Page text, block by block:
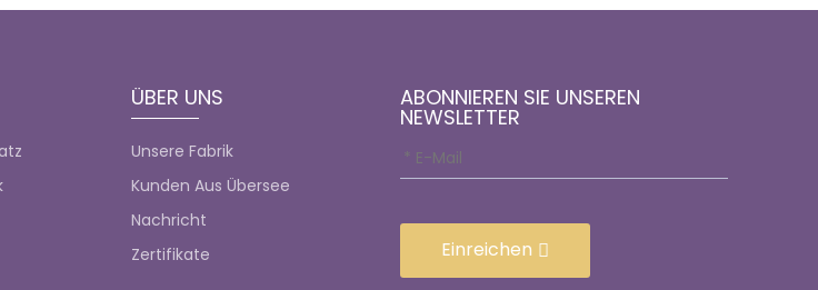
ÜBER UNS
Unsere Fabrik
Kunden Aus Übersee
Nachricht
Zertifikate
ABONNIEREN SIE UNSEREN
NEWSLETTER
Einreichen